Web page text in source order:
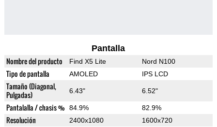
Pantalla
Nombre del producto Find X5 Lite Nord N100
Tipo de pantalla AMOLED IPS LCD
Tamaño (Diagonal,
Pulgadas)
6.43" 6.52"
Pantalalla / chasis % 84.9% 82.9%
Resolución 2400x1080 1600x720